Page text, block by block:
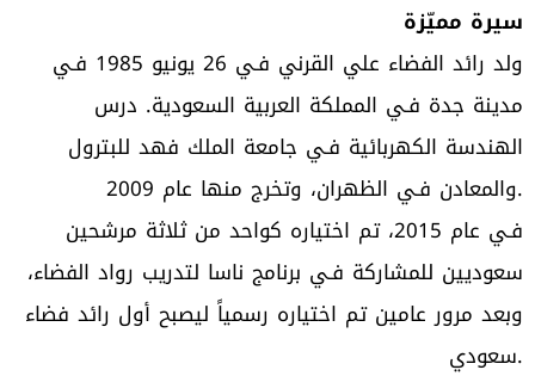
سيرة مميّزة
ولد رائد الفضاء علي القرني فـي 26 يونيو 1985 فـي
مدينة جدة فـي المملكة العربية السعودية. درس
الهندسة الكهربائية فـي جامعة الملك فهد للبترول
والمعادن فـي الظهران، وتخرج منها عام 2009.
فـي عام 2015، تم اختياره كواحد من ثلاثة مرشحين
سعوديين للمشاركة فـي برنامج ناسا لتدريب رواد الفضاء،
وبعد مرور عامين تم اختياره رسمياً ليصبح أول رائد فضاء
سعودي.